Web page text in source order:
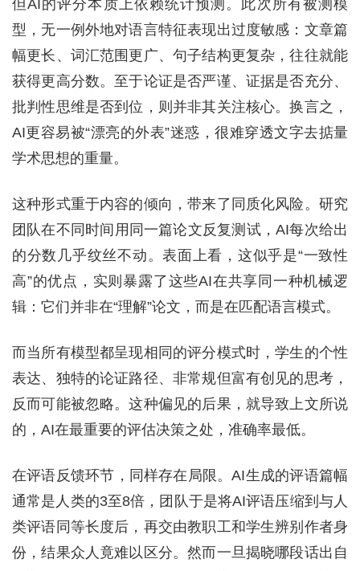
但AI的评分本质上依赖统计预测。此次所有被测模
型，无一例外地对语言特征表现出过度敏感：文章篇
幅更长、词汇范围更广、句子结构更复杂，往往就能
获得更高分数。至于论证是否严谨、证据是否充分、
批判性思维是否到位，则并非其关注核心。换言之，
AI更容易被“漂亮的外表”迷惑，很难穿透文字去掂量
学术思想的重量。
这种形式重于内容的倾向，带来了同质化风险。研究
团队在不同时间用同一篇论文反复测试，AI每次给出
的分数几乎纹丝不动。表面上看，这似乎是“一致性
高”的优点，实则暴露了这些AI在共享同一种机械逻
辑：它们并非在“理解”论文，而是在匹配语言模式。
而当所有模型都呈现相同的评分模式时，学生的个性
表达、独特的论证路径、非常规但富有创见的思考，
反而可能被忽略。这种偏见的后果，就导致上文所说
的，AI在最重要的评估决策之处，准确率最低。
在评语反馈环节，同样存在局限。AI生成的评语篇幅
通常是人类的3至8倍，团队于是将AI评语压缩到与人
类评语同等长度后，再交由教职工和学生辨别作者身
份，结果众人竟难以区分。然而一旦揭晓哪段话出自